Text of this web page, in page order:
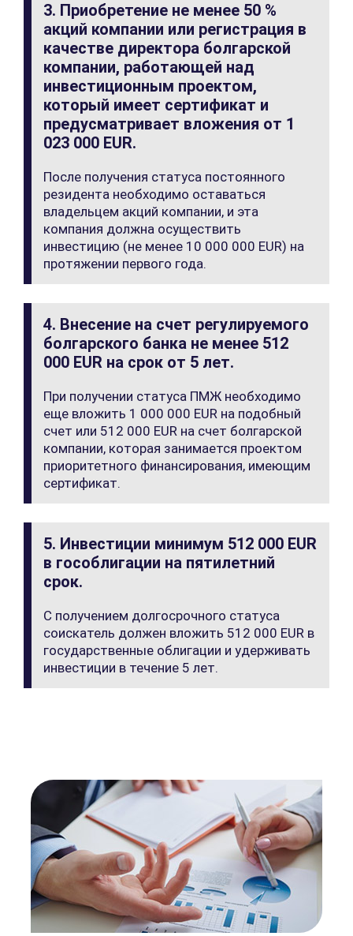
3. Приобретение не менее 50 %
акций компании или регистрация в
качестве директора болгарской
компании, работающей над
инвестиционным проектом,
который имеет сертификат и
предусматривает вложения от 1
023 000 EUR.
После получения статуса постоянного
резидента необходимо оставаться
владельцем акций компании, и эта
компания должна осуществить
инвестицию (не менее 10 000 000 EUR) на
протяжении первого года.
4. Внесение на счет регулируемого
болгарского банка не менее 512
000 EUR на срок от 5 лет.
При получении статуса ПМЖ необходимо
еще вложить 1 000 000 EUR на подобный
счет или 512 000 EUR на счет болгарской
компании, которая занимается проектом
приоритетного финансирования, имеющим
сертификат.
5. Инвестиции минимум 512 000 EUR
в гособлигации на пятилетний
срок.
С получением долгосрочного статуса
соискатель должен вложить 512 000 EUR в
государственные облигации и удерживать
инвестиции в течение 5 лет.